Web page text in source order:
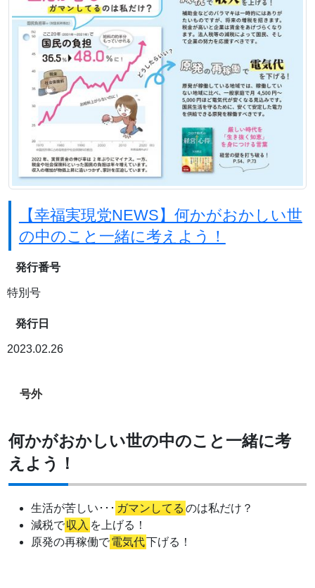
【幸福実現党NEWS】何かがおかしい世
の中のこと一緒に考えよう！
発行番号
特別号
発行日
2023.02.26
号外
何かがおかしい世の中のこと一緒に考
えよう！
生活が苦しい･･･ ガマンしてる のは私だけ？
減税で収入 を上げる！
原発の再稼働で電気代下げる！